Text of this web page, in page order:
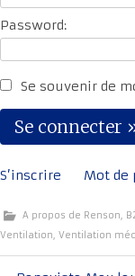
Password:
Se souvenir de
S’inscrire Mot de
A propos de Renson,
Ventilation, Ventilation
Navigation